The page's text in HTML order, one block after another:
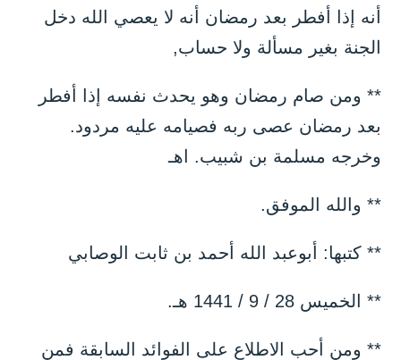
أنه إذا أفطر بعد رمضان أنه لا يعصي الله دخل
الجنة بغير مسألة ولا حساب,
** ومن صام رمضان وهو يحدث نفسه إذا أفطر
بعد رمضان عصى ربه فصيامه عليه مردود.
وخرجه مسلمة بن شبيب. اهـ
** والله الموفق.
** كتبها: أبوعبد الله أحمد بن ثابت الوصابي
** الخميس 28 / 9 / 1441 هـ.
** ومن أحب الاطلاع على الفوائد السابقة فمن